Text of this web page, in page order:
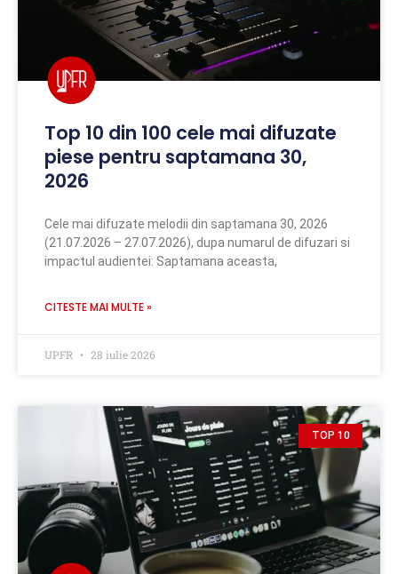
Top 10 din 100 cele mai difuzate
piese pentru saptamana 30,
2026
Cele mai difuzate melodii din saptamana 30, 2026
(21.07.2026 – 27.07.2026), dupa numarul de difuzari si
impactul audientei: Saptamana aceasta,
CITESTE MAI MULTE »
UPFR 28 iulie 2026
TOP 10